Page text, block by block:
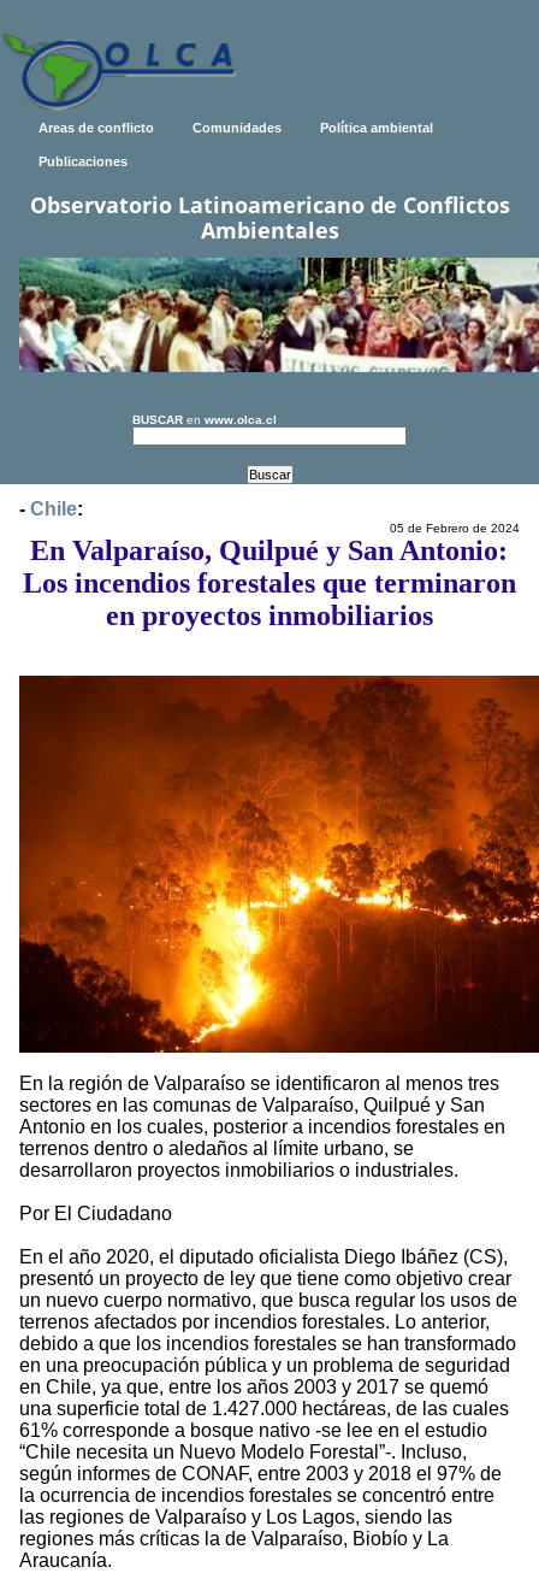
Areas de conflicto Comunidades Política ambiental
Publicaciones
Observatorio Latinoamericano de Conflictos
Ambientales
BUSCAR en www.olca.cl
- Chile:
05 de Febrero de 2024
En Valparaíso, Quilpué y San Antonio:
Los incendios forestales que terminaron
en proyectos inmobiliarios
En la región de Valparaíso se identificaron al menos tres
sectores en las comunas de Valparaíso, Quilpué y San
Antonio en los cuales, posterior a incendios forestales en
terrenos dentro o aledaños al límite urbano, se
desarrollaron proyectos inmobiliarios o industriales.
Por El Ciudadano
En el año 2020, el diputado oficialista Diego Ibáñez (CS),
presentó un proyecto de ley que tiene como objetivo crear
un nuevo cuerpo normativo, que busca regular los usos de
terrenos afectados por incendios forestales. Lo anterior,
debido a que los incendios forestales se han transformado
en una preocupación pública y un problema de seguridad
en Chile, ya que, entre los años 2003 y 2017 se quemó
una superficie total de 1.427.000 hectáreas, de las cuales
61% corresponde a bosque nativo -se lee en el estudio
“Chile necesita un Nuevo Modelo Forestal”-. Incluso,
según informes de CONAF, entre 2003 y 2018 el 97% de
la ocurrencia de incendios forestales se concentró entre
las regiones de Valparaíso y Los Lagos, siendo las
regiones más críticas la de Valparaíso, Biobío y La
Araucanía.